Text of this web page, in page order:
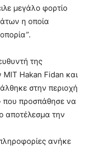
μεγάλο φορτίο
η οποία
της
Hakan Fidan και
στην περιοχή
που προσπάθησε να
αποτέλεσμα την
ανήκε